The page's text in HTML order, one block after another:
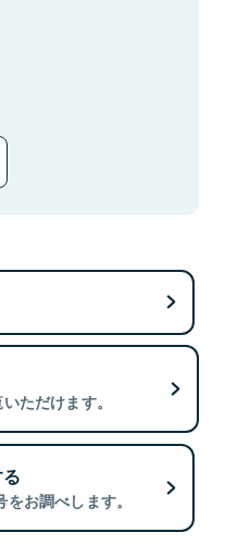
ただけます。
お調べします。